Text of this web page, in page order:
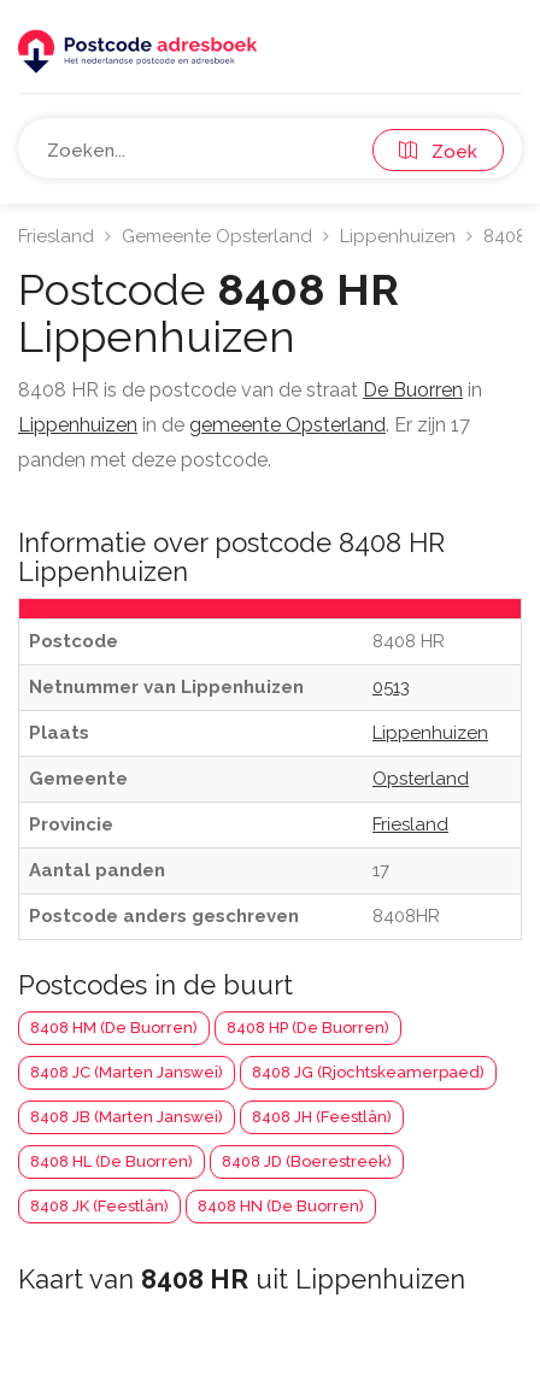
Zoek
Friesland Gemeente Opsterland Lippenhuizen 8408
Postcode 8408 HR
Lippenhuizen
8408 HR is de postcode van de straat De Buorren in
Lippenhuizen in de gemeente Opsterland. Er zijn 17
panden met deze postcode.
Informatie over postcode 8408 HR
Lippenhuizen
Postcode 8408 HR
Netnummer van Lippenhuizen 0513
Plaats Lippenhuizen
Gemeente Opsterland
Provincie Friesland
Aantal panden 17
Postcode anders geschreven 8408HR
Postcodes in de buurt
8408 HM (De Buorren) 8408 HP (De Buorren)
8408 JC (Marten Janswei) 8408 JG (Rjochtskeamerpaed)
8408 JB (Marten Janswei) 8408 JH (Feestlân)
8408 HL (De Buorren) 8408 JD (Boerestreek)
8408 JK (Feestlân) 8408 HN (De Buorren)
Kaart van 8408 HR uit Lippenhuizen